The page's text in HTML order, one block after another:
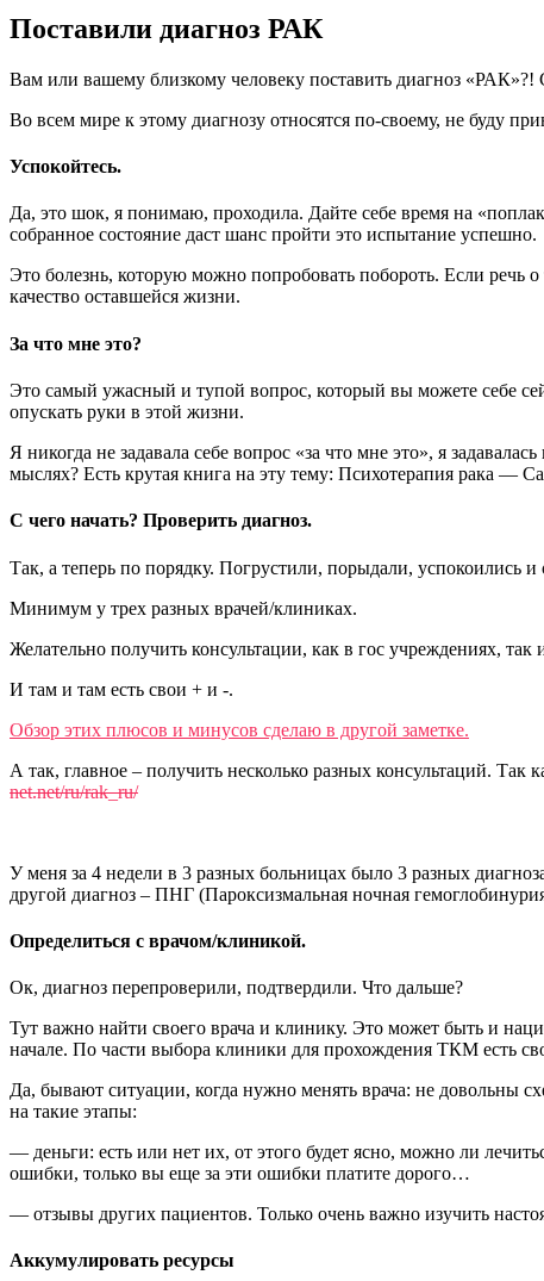
Поставили диагноз РАК
Вам или вашему близкому человеку поставить диагноз «РАК»?!
Во всем мире к этому диагнозу относятся по-своему, не буду
Успокойтесь.
Да, это шок, я понимаю, проходила. Дайте себе время на
собранное состояние даст шанс пройти это испытание успешно.
Это болезнь, которую можно попробовать побороть. Если речь
качество оставшейся жизни.
За что мне это?
Это самый ужасный и тупой вопрос, который вы можете себе
опускать руки в этой жизни.
Я никогда не задавала себе вопрос «за что мне это», я
мыслях? Есть крутая книга на эту тему: Психотерапия рака —
С чего начать? Проверить диагноз.
Так, а теперь по порядку. Погрустили, порыдали, успокоились
Минимум у трех разных врачей/клиниках.
Желательно получить консультации, как в гос учреждениях, так
И там и там есть свои + и -.
Обзор этих плюсов и минусов сделаю в другой заметке.
А так, главное – получить несколько разных консультаций.
net.net/ru/rak_ru/
У меня за 4 недели в 3 разных больницах было 3 разных
другой диагноз – ПНГ (Пароксизмальная ночная
Определиться с врачом/клиникой.
Ок, диагноз перепроверили, подтвердили. Что дальше?
Тут важно найти своего врача и клинику. Это может быть и
начале. По части выбора клиники для прохождения ТКМ есть
Да, бывают ситуации, когда нужно менять врача: не довольны
на такие этапы:
— деньги: есть или нет их, от этого будет ясно, можно ли
ошибки, только вы еще за эти ошибки платите дорого…
— отзывы других пациентов. Только очень важно изучить
Аккумулировать ресурсы